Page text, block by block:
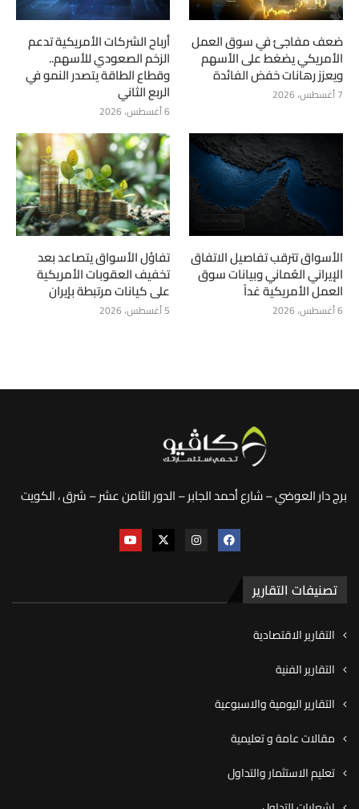
ضعف مفاجئ في سوق العمل
الأمريكي يضغط على الأسهم
ويعزز رهانات خفض الفائدة
7 أغسطس، 2026
أرباح الشركات الأمريكية تدعم
الزخم الصعودي للأسهم..
وقطاع الطاقة يتصدر النمو في
الربع الثاني
6 أغسطس، 2026
الأسواق تترقب تفاصيل الاتفاق
الإيراني العُماني وبيانات سوق
العمل الأمريكية غداً
6 أغسطس، 2026
تفاؤل الأسواق يتصاعد بعد
تخفيف العقوبات الأمريكية
على كيانات مرتبطة بإيران
5 أغسطس، 2026
برج دار العوضي – شارع أحمد الجابر – الدور الثامن عشر – شرق ، الكويت
تصنيفات التقارير
التقارير الاقتصادية
التقارير الفنية
التقارير اليومية والاسبوعية
مقالات عامة و تعليمية
تعليم الاستثمار والتداول